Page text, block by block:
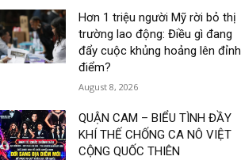
Hơn 1 triệu người Mỹ rời bỏ thị
trường lao động: Điều gì đang
đẩy cuộc khủng hoảng lên đỉnh
điểm?
August 8, 2026
QUẬN CAM – BIỂU TÌNH ĐẦY
KHÍ THẾ CHỐNG CA NÔ VIỆT
CỘNG QUỐC THIÊN